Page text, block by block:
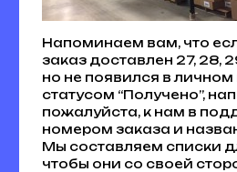
Напоминаем вам, что
заказ доставлен 27, 28,
но не появился в личном
статусом “Получено”,
пожалуйста, к нам в
номером заказа и
Мы составляем списки
чтобы они со своей